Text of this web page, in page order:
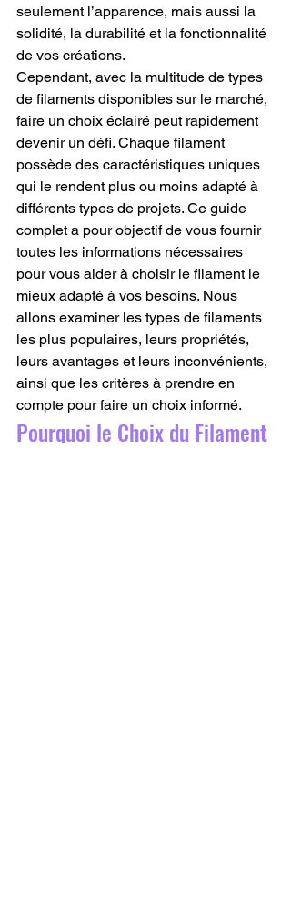
seulement l’apparence, mais aussi la
solidité, la durabilité et la fonctionnalité
de vos créations.
Cependant, avec la multitude de types
de filaments disponibles sur le marché,
faire un choix éclairé peut rapidement
devenir un défi. Chaque filament
possède des caractéristiques uniques
qui le rendent plus ou moins adapté à
différents types de projets. Ce guide
complet a pour objectif de vous fournir
toutes les informations nécessaires
pour vous aider à choisir le filament le
mieux adapté à vos besoins. Nous
allons examiner les types de filaments
les plus populaires, leurs propriétés,
leurs avantages et leurs inconvénients,
ainsi que les critères à prendre en
compte pour faire un choix informé.
Pourquoi le Choix du Filament